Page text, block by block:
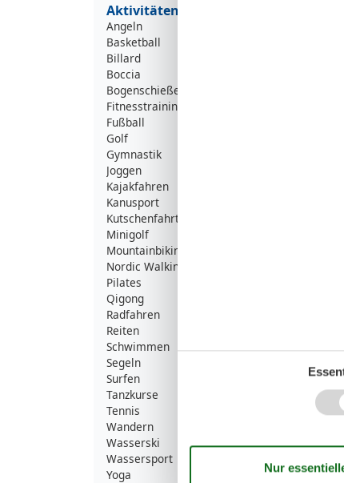
Aktivitäten
Angeln
Basketball
Billard
Boccia
Bogenschießen
Fitnesstraining
Fußball
Golf
Gymnastik
Joggen
Kajakfahren
Kanusport
Kutschenfahrten
Minigolf
Mountainbiking
Nordic Walking
Pilates
Qigong
Radfahren
Reiten
Schwimmen
Segeln
Surfen
Tanzkurse
Tennis
Wandern
Wasserski
Wassersport
Yoga